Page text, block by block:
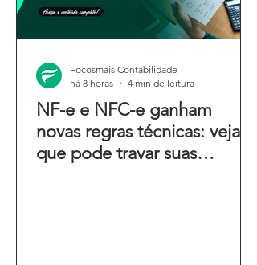
NF-e e NFC-e ganham
novas regras técnicas: veja o
que pode travar suas
Focosmais Contabilidade
há 8 horas
4 min de leitura